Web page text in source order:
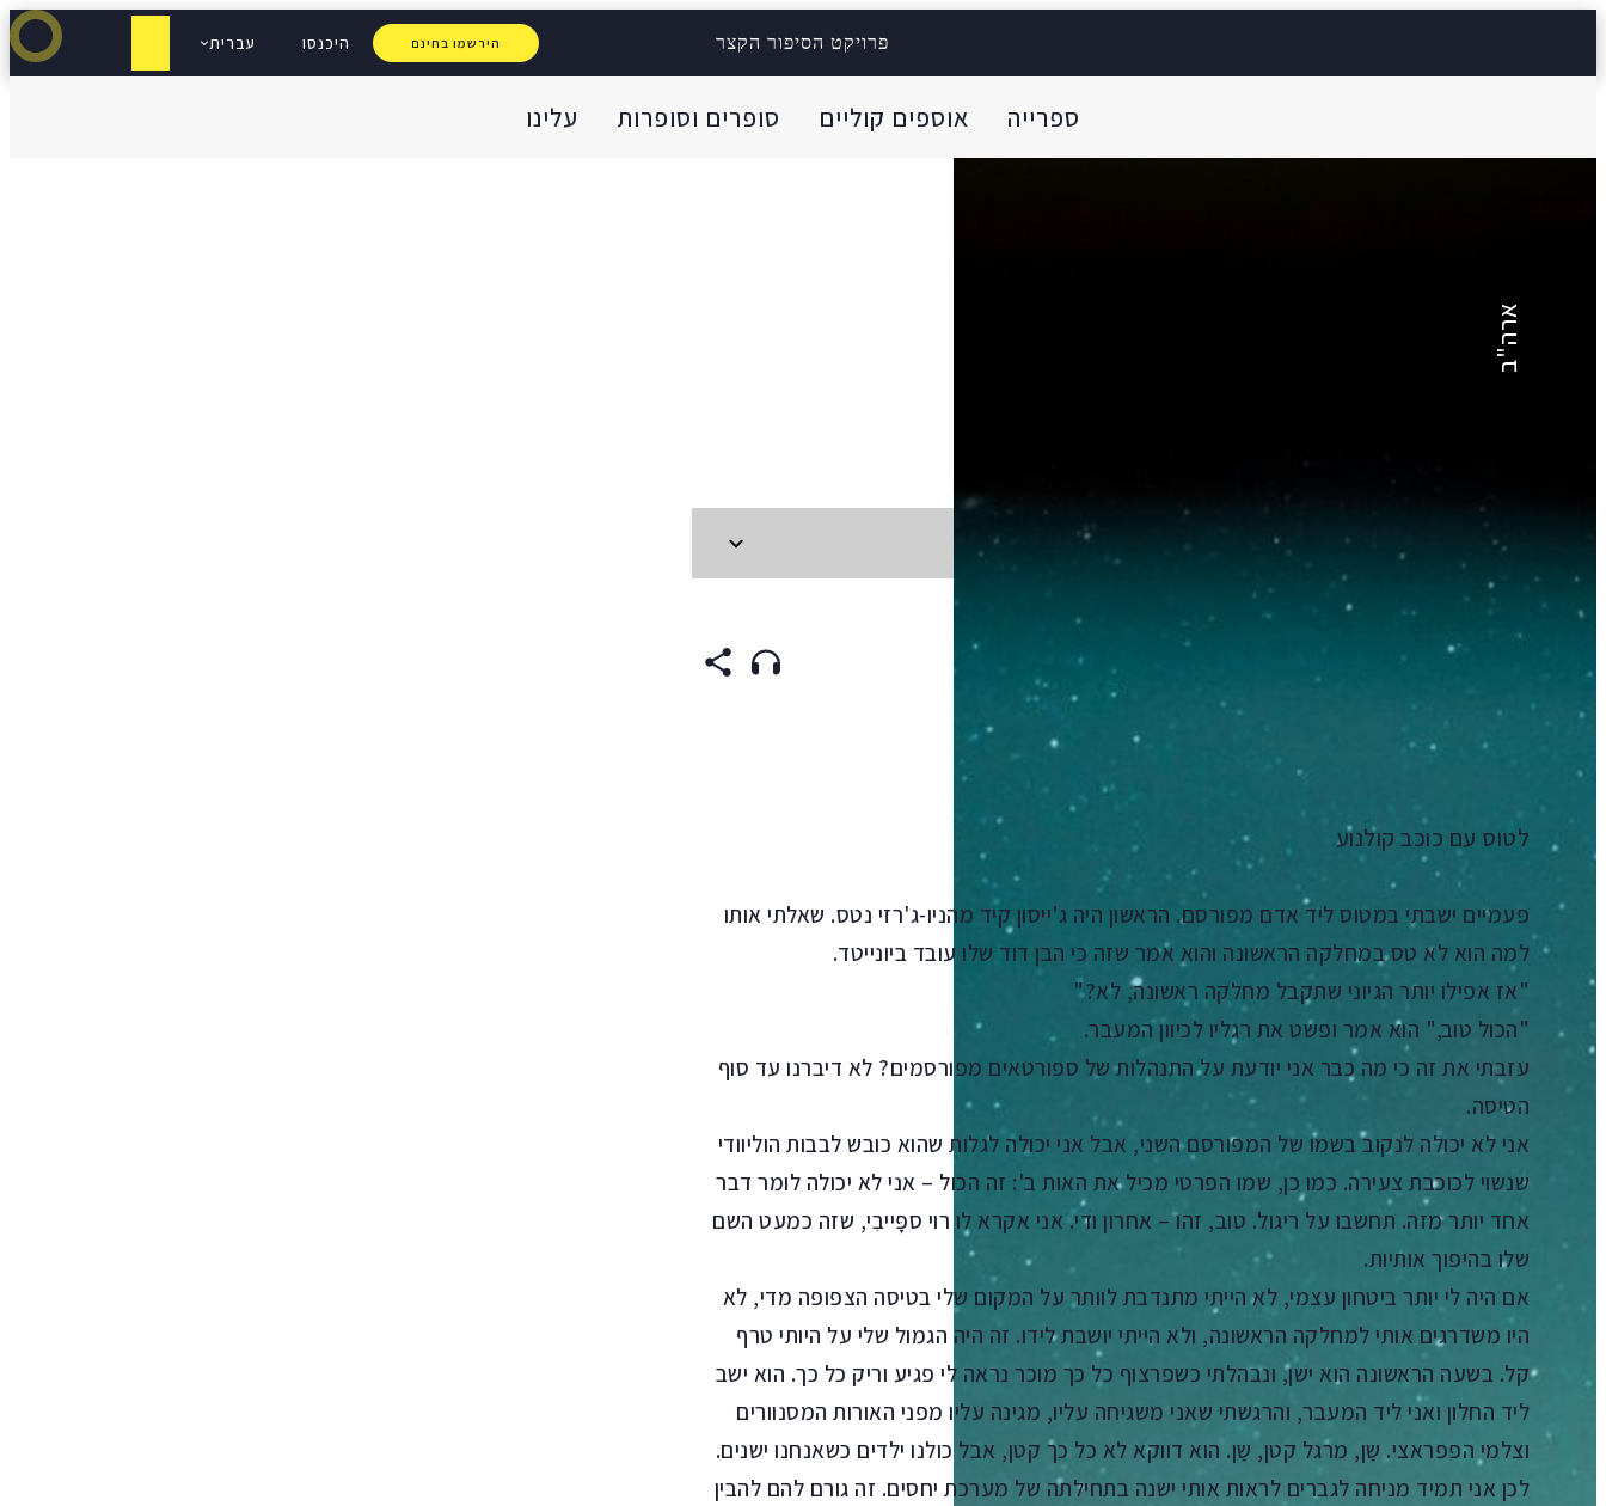
פרויקט הסיפור הקצר הירשמו בחינם היכנסו עברית
ספרייה אוספים קוליים סופרים וסופרות עלינו
ארה"ב
הקדמה
Aa עברית ENGLISH
תורגם על ידי: קטיה בנוביץ'
לטוס עם כוכב קולנוע
פעמיים ישבתי במטוס ליד אדם מפורסם. הראשון היה ג'ייסון קיד מהניו-ג'רזי נטס. שאלתי אותו
למה הוא לא טס במחלקה הראשונה והוא אמר שזה כי הבן דוד שלו עובד ביונייטד.
"אז אפילו יותר הגיוני שתקבל מחלקה ראשונה, לא?"
"הכול טוב," הוא אמר ופשט את רגליו לכיוון המעבר.
עזבתי את זה כי מה כבר אני יודעת על התנהלות של ספורטאים מפורסמים? לא דיברנו עד סוף
הטיסה.
אני לא יכולה לנקוב בשמו של המפורסם השני, אבל אני יכולה לגלות שהוא כובש לבבות הוליוודי
שנשוי לכוכבת צעירה. כמו כן, שמו הפרטי מכיל את האות ב': זה הכול – אני לא יכולה לומר דבר
אחד יותר מזה. תחשבו על ריגול. טוב, זהו – אחרון ודי. אני אקרא לו רוי ספָּייבִי, שזה כמעט השם
שלו בהיפוך אותיות.
אם היה לי יותר ביטחון עצמי, לא הייתי מתנדבת לוותר על המקום שלי בטיסה הצפופה מדי, לא
היו משדרגים אותי למחלקה הראשונה, ולא הייתי יושבת לידו. זה היה הגמול שלי על היותי טרף
קל. בשעה הראשונה הוא ישן, ונבהלתי כשפרצוף כל כך מוכר נראה לי פגיע וריק כל כך. הוא ישב
ליד החלון ואני ליד המעבר, והרגשתי שאני משגיחה עליו, מגינה עליו מפני האורות המסנוורים
וצלמי הפפראצי. שַן, מרגל קטן, שַן. הוא דווקא לא כל כך קטן, אבל כולנו ילדים כשאנחנו ישנים.
לכן אני תמיד מניחה לגברים לראות אותי ישנה בתחילתה של מערכת יחסים. זה גורם להם להבין